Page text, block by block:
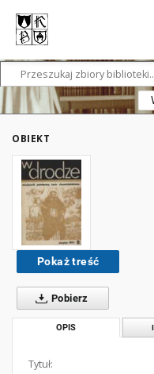
OBIEKT
Pokaż treść
Pobierz
OPIS
Tytuł: